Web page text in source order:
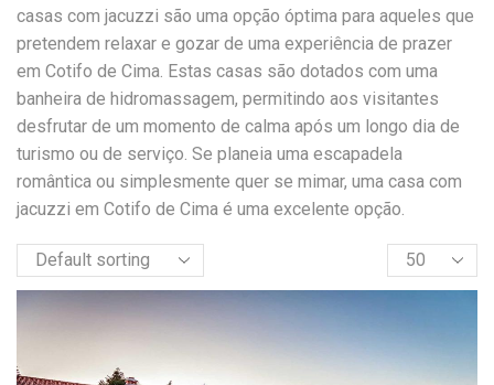
casas com jacuzzi são uma opção óptima para aqueles que
pretendem relaxar e gozar de uma experiência de prazer
em Cotifo de Cima. Estas casas são dotados com uma
banheira de hidromassagem, permitindo aos visitantes
desfrutar de um momento de calma após um longo dia de
turismo ou de serviço. Se planeia uma escapadela
romântica ou simplesmente quer se mimar, uma casa com
jacuzzi em Cotifo de Cima é uma excelente opção.